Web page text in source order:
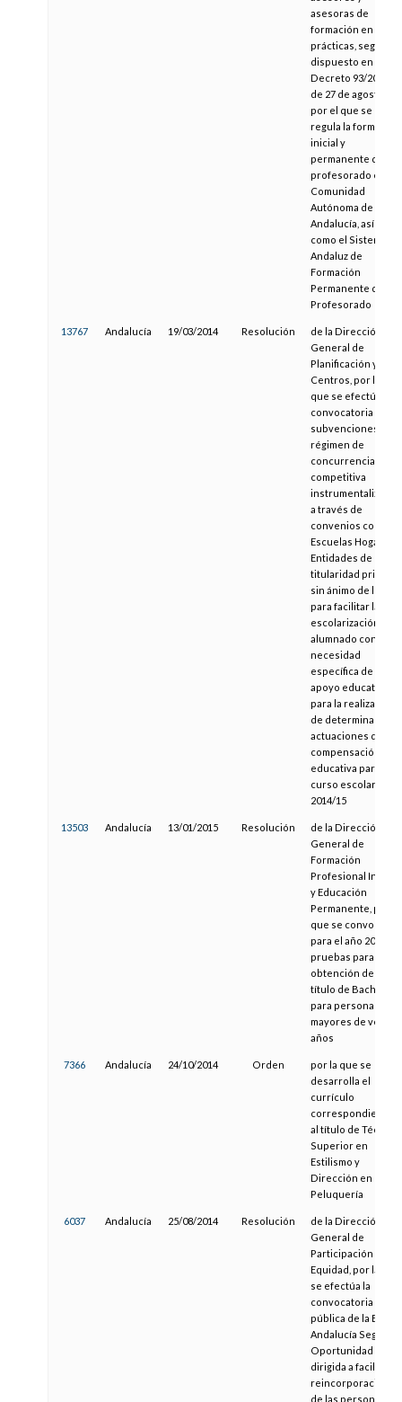
asesoras de
formación en
prácticas, según lo
dispuesto en el
Decreto 93/2013,
de 27 de agosto,
por el que se
regula la formación
inicial y
permanente del
profesorado en la
Comunidad
Autónoma de
Andalucía, así
como el Sistema
Andaluz de
Formación
Permanente del
Profesorado
13767 Andalucía 19/03/2014 Resolución
de la Dirección
General de
Planificación y
Centros, por las
que se efectúa la
convocatoria de
subvenciones en
régimen de
concurrencia
competitiva
instrumentalizadas
a través de
convenios con
Escuelas Hogar y
Entidades de
titularidad privada
sin ánimo de lucro,
para facilitar la
escolarización del
alumnado con
necesidad
específica de
apoyo educativo y
para la realización
de determinadas
actuaciones de
compensación
educativa para el
curso escolar
2014/15
13503 Andalucía 13/01/2015 Resolución
de la Dirección
General de
Formación
Profesional Inicial
y Educación
Permanente, por la
que se convocan
para el año 2015 las
pruebas para la
obtención del
título de Bachiller
para personas
mayores de veinte
años
7366 Andalucía 24/10/2014 Orden
por la que se
desarrolla el
currículo
correspondiente
al título de Técnico
Superior en
Estilismo y
Dirección en
Peluquería
6037 Andalucía 25/08/2014 Resolución
de la Dirección
General de
Participación y
Equidad, por la que
se efectúa la
convocatoria
pública de la Beca
Andalucía Segunda
Oportunidad
dirigida a facilitar la
reincorporación
de las personas